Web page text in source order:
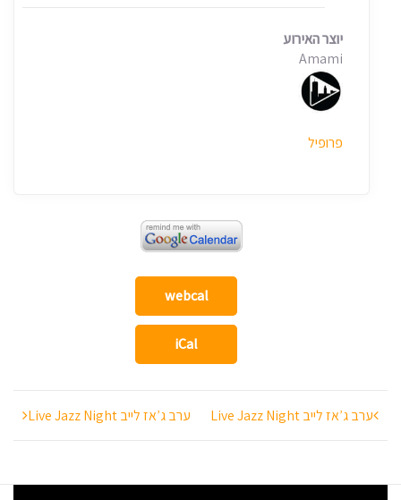
יוצר האירוע
Amami
פרופיל
webcal
iCal
ניווט
ערב ג’אז לייב Live Jazz Night ערב ג’אז לייב Live Jazz Night